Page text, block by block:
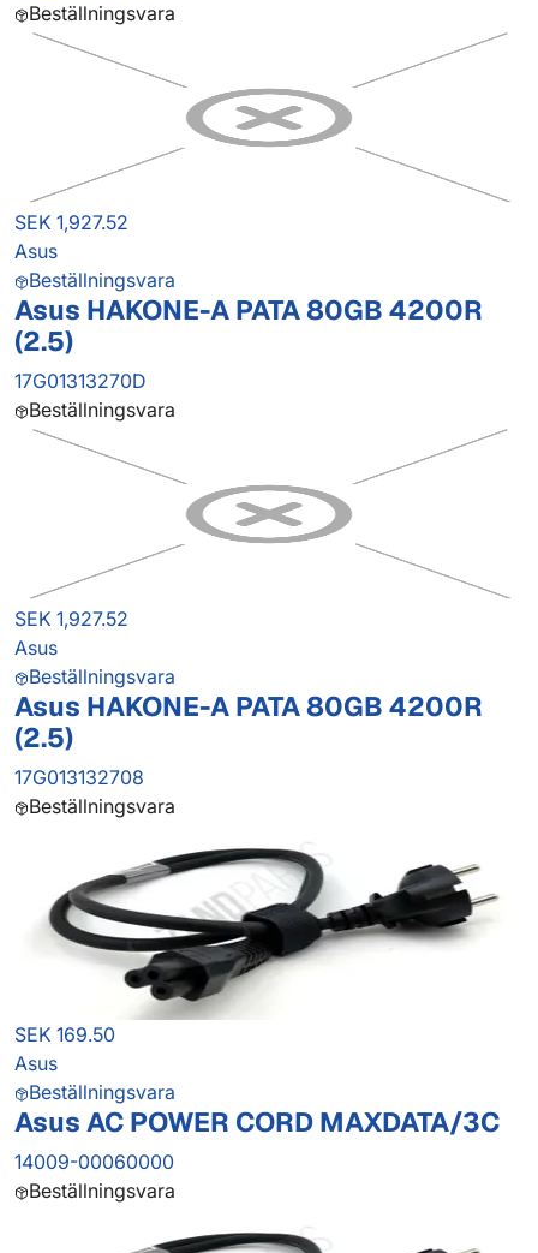
Beställningsvara
SEK 1,927.52
Asus
Beställningsvara
Asus HAKONE-A PATA 80GB 4200R
(2.5)
17G01313270D
Beställningsvara
SEK 1,927.52
Asus
Beställningsvara
Asus HAKONE-A PATA 80GB 4200R
(2.5)
17G013132708
Beställningsvara
SEK 169.50
Asus
Beställningsvara
Asus AC POWER CORD MAXDATA/3C
14009-00060000
Beställningsvara